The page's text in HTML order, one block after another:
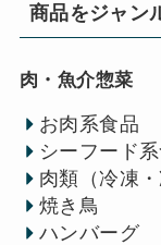
商品をジャン
肉・魚介惣菜
お肉系食品
シーフード
肉類（冷凍・
焼き鳥
ハンバーグ